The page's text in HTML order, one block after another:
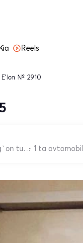
Reels
E'lon № 2910
Samarqand viloyati, Kattaqo`rg`on tumani 1 ta avtomobil